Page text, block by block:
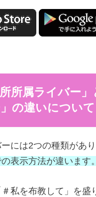
所所属ライバー
の違いについて
には2つの種類があり
表示方法が違います。
＃私を布教して」を盛